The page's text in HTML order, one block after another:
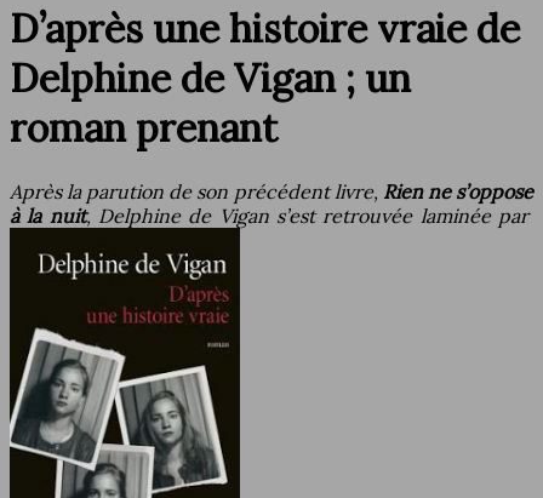
D’après une histoire vraie de
Delphine de Vigan ; un
roman prenant
Après la parution de son précédent livre, Rien ne s’oppose
à la nuit, Delphine de Vigan s’est retrouvée laminée par